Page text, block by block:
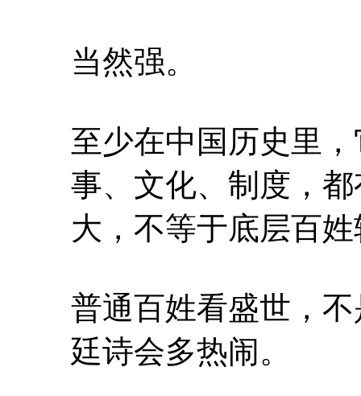
当然强。
至少在中国历史里
事、文化、制度，
大，不等于底层百
普通百姓看盛世，
廷诗会多热闹。